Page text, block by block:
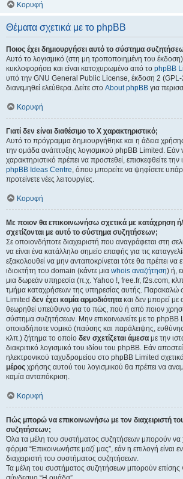
Κορυφή
Θέματα σχετικά με το phpBB
Ποιος έχει δημιουργήσει αυτό το σύστημα
Αυτό το λογισμικό (στη μη τροποποιημένη του έκδοση)
κυκλοφορήσει και είναι κατοχυρωμένο από το phpBB
υπό την GNU General Public License, έκδοση 2 (GPL-
διανεμηθεί ελεύθερα. Δείτε στο About phpBB για
Κορυφή
Γιατί δεν είναι διαθέσιμο το Χ χαρακτηριστικό;
Αυτό το πρόγραμμα δημιουργήθηκε και η άδεια
την ομάδα ανάπτυξης λογισμικού phpBB Limited. Εάν
χαρακτηριστικό πρέπει να προστεθεί, επισκεφθείτε την
phpBB Ideas Centre, όπου μπορείτε να ψηφίσετε
προτείνετε νέες λειτουργίες.
Κορυφή
Με ποιον θα επικοινωνήσω σχετικά με κατάχρηση
σχετίζονται με αυτό το σύστημα συζητήσεων;
Σε οποιονδήποτε διαχειριστή που αναγράφεται στη
να είναι ένα κατάλληλο σημείο επαφής για τις
εξακολουθεί να μην ανταποκρίνεται τότε θα πρέπει να
ιδιοκτήτη του domain (κάντε μια whois αναζήτηση) ή,
μια δωρεάν υπηρεσία (π.χ. Yahoo !, free.fr, f2s.com,
τμήμα καταχρήσεων της υπηρεσίας αυτής. Παρακαλώ
Limited δεν έχει καμία αρμοδιότητα και δεν μπορεί
θεωρηθεί υπεύθυνο για το πώς, πού ή από ποιον
σύστημα συζητήσεων. Μην επικοινωνείτε με το phpBB
οποιαδήποτε νομικό (παύσης και παράλειψης,
κλπ.) ζήτημα το οποίο δεν σχετίζεται άμεσα με την
διακριτικό λογισμικό του ιδίου του phpBB. Εάν
ηλεκτρονικού ταχυδρομείου στο phpBB Limited
μέρος χρήσης αυτού του λογισμικού θα πρέπει να
καμία ανταπόκριση.
Κορυφή
Πώς μπορώ να επικοινωνήσω με τον διαχειριστή
συζητήσεων;
Όλα τα μέλη του συστήματος συζητήσεων μπορούν να
φόρμα “Επικοινωνήστε μαζί μας”, εάν η επιλογή είναι
διαχειριστή του συστήματος συζητήσεων.
Τα μέλη του συστήματος συζητήσεων μπορούν επίσης